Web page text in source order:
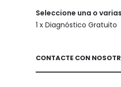
Seleccione una o
1 x Diagnóstico Gratuito
CONTACTE CON